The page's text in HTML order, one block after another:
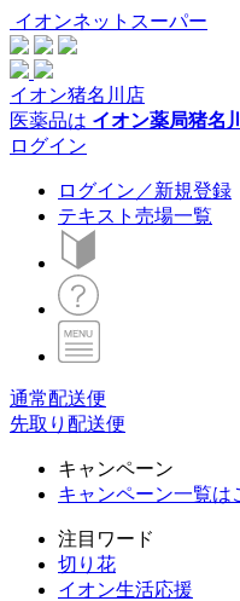
イオンネットスーパー
イオン猪名川店
医薬品は イオン薬局猪名
ログイン
ログイン／新規登録
テキスト売場一覧
通常配送便
先取り配送便
キャンペーン
キャンペーン一覧は
注目ワード
切り花
イオン生活応援